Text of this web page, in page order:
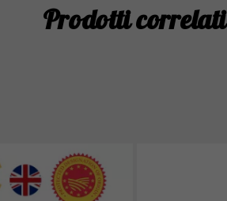
Prodotti correlati